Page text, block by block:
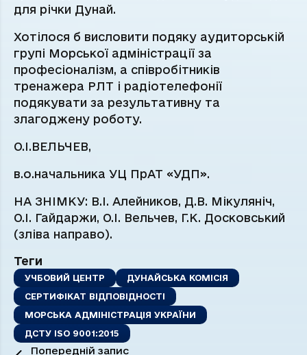
для річки Дунай.
Хотілося б висловити подяку аудиторській
групі Морської адміністрації за
професіоналізм, а співробітників
тренажера РЛТ і радіотелефонії
подякувати за результативну та
злагоджену роботу.
О.І.ВЕЛЬЧЕВ,
в.о.начальника УЦ ПрАТ «УДП».
НА ЗНІМКУ: В.І. Алейников, Д.В. Мікуляніч,
О.І. Гайдаржи, О.І. Вельчев, Г.К. Досковський
(зліва направо).
Теги
УЧБОВИЙ ЦЕНТР
ДУНАЙСЬКА КОМІСІЯ
СЕРТИФІКАТ ВІДПОВІДНОСТІ
МОРСЬКА АДМІНІСТРАЦІЯ УКРАЇНИ
ДСТУ ISO 9001:2015
Попередній запис